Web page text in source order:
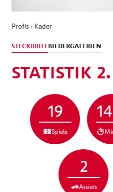
Profis › Kader
STECKBRIEFBILDERGALERIEN
STATISTIK
19
Spiele
2
Assists